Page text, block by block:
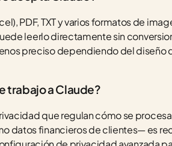
PDF, TXT y varios formatos de
leerlo directamente sin
preciso dependiendo del diseño
trabajo a Claude?
que regulan cómo se
datos financieros de clientes— es